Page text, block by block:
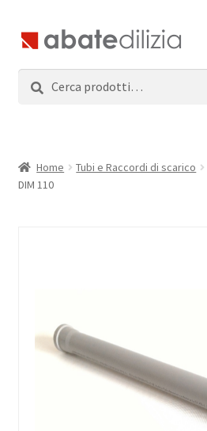
Vai
alla
navigazione
Vai
al
contenuto
Servizi
Registrati
Home Tubi e Raccordi di scarico
DIM 110